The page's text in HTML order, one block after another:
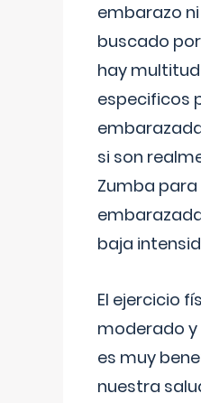
embarazo
buscado
hay
especificos
si son
Zumba para
baja
El ejercicio
moderado
es muy
nuestra